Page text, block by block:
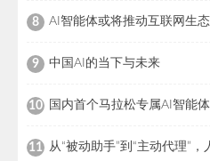
8 AI智能体或将推动互联网生
9 中国AI的当下与未来
10 国内首个马拉松专属AI智能
11 从“被动助手”到“主动代理”